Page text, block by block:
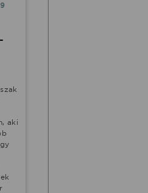
aki